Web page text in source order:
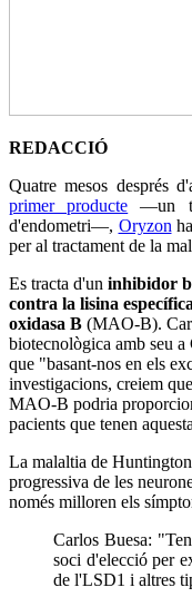
REDACCIÓ
Quatre mesos després
primer producte —un
d'endometri—, Oryzon
per al tractament de la
Es tracta d'un inhibidor
contra la lisina
oxidasa B (MAO-B).
biotecnològica amb seu
que "basant-nos en els
investigacions, creiem
MAO-B podria
pacients que tenen
La malaltia de
progressiva de les
només milloren els
Carlos Buesa:
soci d'elecció per
de l'LSD1 i altres